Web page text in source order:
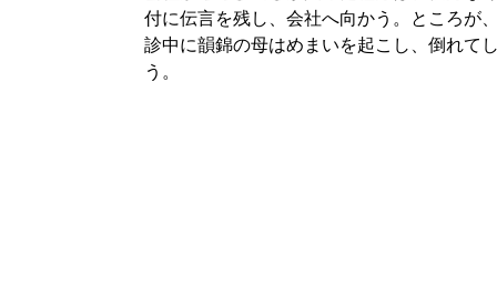
付に伝言を残し、会社へ向かう。ところが
診中に韻錦の母はめまいを起こし、倒れて
う。